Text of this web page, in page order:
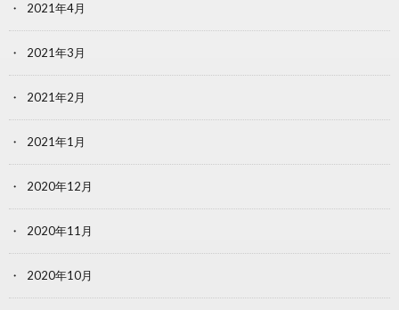
2021年4月
2021年3月
2021年2月
2021年1月
2020年12月
2020年11月
2020年10月